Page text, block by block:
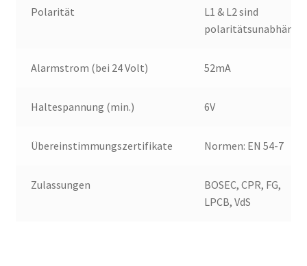
Polarität
L1 & L2 sind
Alarmstrom (bei 24 Volt) 52mA
Haltespannung (min.) 6V
Übereinstimmungszertifikate Normen: EN 54-7
Zulassungen
BOSEC, CPR, FG,
LPCB, VdS